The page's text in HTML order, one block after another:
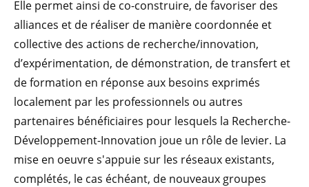
Elle permet ainsi de co-construire, de favoriser des
alliances et de réaliser de manière coordonnée et
collective des actions de recherche/innovation,
d’expérimentation, de démonstration, de transfert et
de formation en réponse aux besoins exprimés
localement par les professionnels ou autres
partenaires bénéficiaires pour lesquels la Recherche-
Développement-Innovation joue un rôle de levier. La
mise en oeuvre s'appuie sur les réseaux existants,
complétés, le cas échéant, de nouveaux groupes